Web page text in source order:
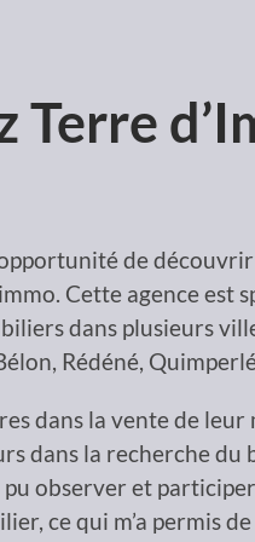
Terre
de
Cette agence est
dans plusieurs
Rédéné,
dans la vente de leur
dans la recherche du
pu observer et
ce qui m’a permis